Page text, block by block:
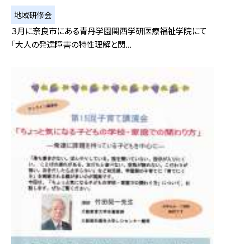
地域研修会
３月に奈良市にある青丹学園関西学研医療福祉学院にて
「大人の発達障害の特性理解と関...